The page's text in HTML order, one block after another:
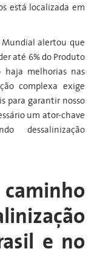
está localizada em
Mundial alertou que
até 6% do Produto
haja melhorias nas
complexa exige
para garantir nosso
um ator-chave
dessalinização
e no